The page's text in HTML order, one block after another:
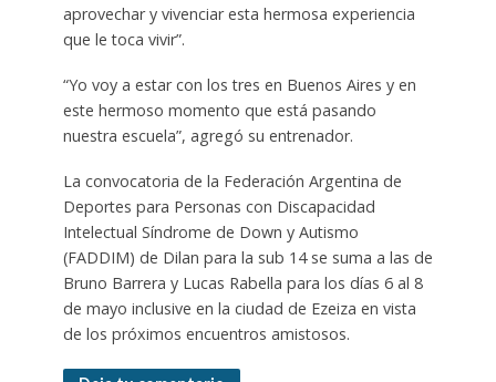
aprovechar y vivenciar esta hermosa experiencia
que le toca vivir”.
“Yo voy a estar con los tres en Buenos Aires y en
este hermoso momento que está pasando
nuestra escuela”, agregó su entrenador.
La convocatoria de la Federación Argentina de
Deportes para Personas con Discapacidad
Intelectual Síndrome de Down y Autismo
(FADDIM) de Dilan para la sub 14 se suma a las de
Bruno Barrera y Lucas Rabella para los días 6 al 8
de mayo inclusive en la ciudad de Ezeiza en vista
de los próximos encuentros amistosos.